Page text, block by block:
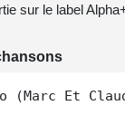
sur le label
(Marc Et